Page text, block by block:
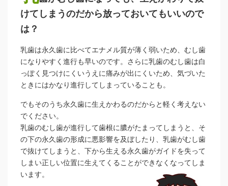
けてしまうのだから放っておいてもいいので
は？
乳歯は永久歯に比べてエナメル質が薄く弱いため、むし歯
になりやすく進行も早いのです。さらに乳歯のむし歯は白
っぽく見つけにくいうえに痛みが出にくいため、気づいた
ときにはかなり進行してしまっていることも。
でもそのうち永久歯に生えかわるのだからと軽く考えない
でください。
乳歯のむし歯が進行して歯根に膿がたまってしまうと、そ
の下の永久歯の形成に悪影響を及ぼしたり、乳歯がむし歯
で抜けてしまうと、下から生える永久歯がガイドを失って
しまい正しい位置に生えてくることができなくなってしま
います。